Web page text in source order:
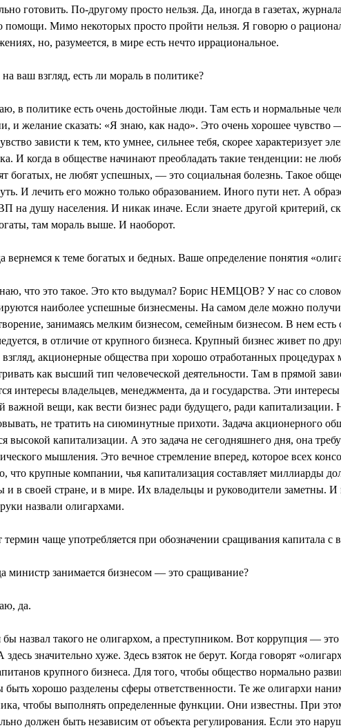
готовить. По-другому просто нельзя. Да, иногда в газетах,
помощи. Мимо некоторых просто пройти нельзя. Я говорю о
но, разумеется, в мире есть нечто иррациональное.
ваш взгляд, есть ли мораль в политике?
в политике есть очень достойные люди. Там есть и нормальные
и желание сказать: «Я знаю, как надо». Это очень хорошее чувство
зависти к тем, кто умнее, сильнее тебя, скорее характеризует
И когда в обществе начинают преобладать такие тенденции: не
богатых, не любят успешных, — это социальная болезнь. Такое
И лечить его можно только образованием. Иного пути нет. А
на душу населения. И никак иначе. Если знаете другой критерий,
там мораль выше. И наоборот.
вернемся к теме богатых и бедных. Ваше определение понятия
что это такое. Это кто выдумал? Борис НЕМЦОВ? У нас со
наиболее успешные бизнесмены. На самом деле можно
занимаясь мелким бизнесом, семейным бизнесом. В нем есть
в отличие от крупного бизнеса. Крупный бизнес живет по
акционерные общества при хорошо отработанных процедурах
как высший тип человеческой деятельности. Там в прямой
интересы владельцев, менеджмента, да и государства. Эти
важной вещи, как вести бизнес ради будущего, ради капитализации.
не тратить на сиюминутные прихоти. Задача акционерного
высокой капитализации. А это задача не сегодняшнего дня, она
мышления. Это вечное стремление вперед, которое всех
что крупные компании, чья капитализация составляет миллиарды
и в своей стране, и в мире. Их владельцы и руководители заметны. И
назвали олигархами.
чаще употребляется при обозначении сращивания капитала с
министр занимается бизнесом — это сращивание?
да.
назвал такого не олигархом, а преступником. Вот коррупция — это
здесь значительно хуже. Здесь взяток не берут. Когда говорят
крупного бизнеса. Для того, чтобы общество нормально
быть хорошо разделены сферы ответственности. Те же олигархи
чтобы выполнять определенные функции. Они известны. При
должен быть независим от объекта регулирования. Если это